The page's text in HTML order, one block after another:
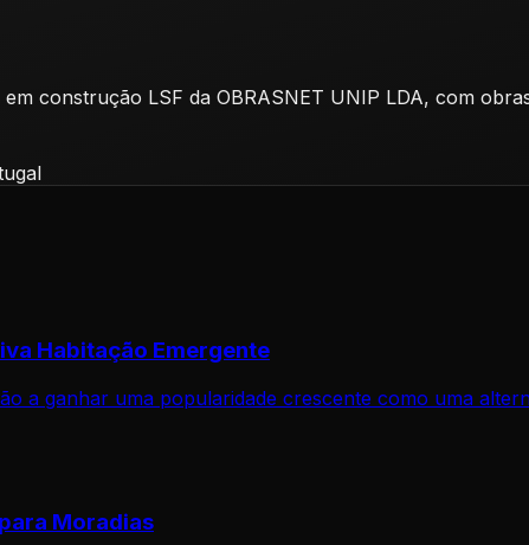
construção LSF da OBRASNET UNIP LDA, com
Habitação Emergente
a ganhar uma popularidade crescente como uma
Moradias